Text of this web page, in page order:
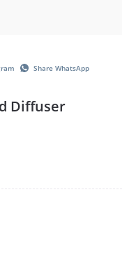
Share WhatsApp
Diffuser